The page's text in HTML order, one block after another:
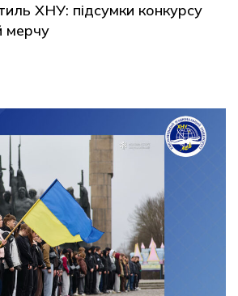
ХНУ: підсумки конкурсу
мерчу